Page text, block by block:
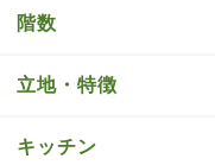
階数
立地・特徴
キッチン